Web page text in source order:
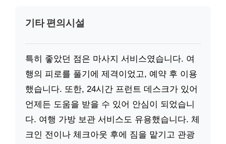
기타 편의시설
특히 좋았던 점은 마사지 서비스였습니다. 여
행의 피로를 풀기에 제격이었고, 예약 후 이용
했습니다. 또한, 24시간 프런트 데스크가 있어
언제든 도움을 받을 수 있어 안심이 되었습니
다. 여행 가방 보관 서비스도 유용했습니다. 체
크인 전이나 체크아웃 후에 짐을 맡기고 관광